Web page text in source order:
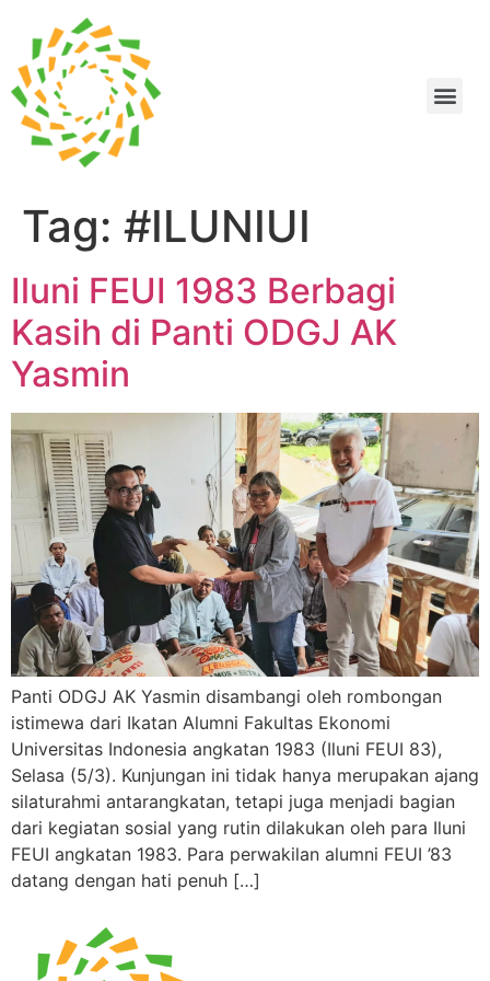
Tag: #ILUNIUI
Iluni FEUI 1983 Berbagi
Kasih di Panti ODGJ AK
Yasmin
Panti ODGJ AK Yasmin disambangi oleh rombongan
istimewa dari Ikatan Alumni Fakultas Ekonomi
Universitas Indonesia angkatan 1983 (Iluni FEUI 83),
Selasa (5/3). Kunjungan ini tidak hanya merupakan ajang
silaturahmi antarangkatan, tetapi juga menjadi bagian
dari kegiatan sosial yang rutin dilakukan oleh para Iluni
FEUI angkatan 1983. Para perwakilan alumni FEUI ’83
datang dengan hati penuh […]